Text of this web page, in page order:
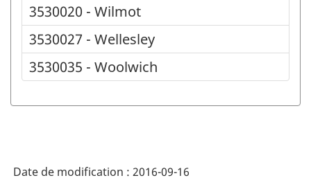
3530020 - Wilmot
3530027 - Wellesley
3530035 - Woolwich
Date de modification : 2016-09-16